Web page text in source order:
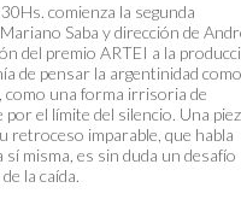
comienza la segunda
Saba y dirección de
del premio ARTEI a la
de pensar la argentinidad
como una forma irrisoria de
el límite del silencio. Una
retroceso imparable, que habla
misma, es sin duda un desafío
la caída.